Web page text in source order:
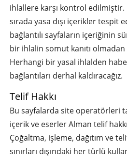
ihlallere karşı kontrol edilmiştir.
sırada yasa dışı içerikler tespit
bağlantılı sayfaların içeriğinin
bir ihlalin somut kanıtı
Herhangi bir yasal ihlalden
bağlantıları derhal kaldıracağız.
Telif Hakkı
Bu sayfalarda site operatörleri
içerik ve eserler Alman telif
Çoğaltma, işleme, dağıtım ve
sınırları dışındaki her türlü